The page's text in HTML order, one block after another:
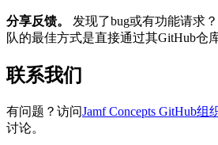
分享反馈。
发现了bug或有功能请求
队的最佳方式是直接通过其GitHub仓库
联系我们
有问题？访问Jamf Concepts GitHub组
讨论。